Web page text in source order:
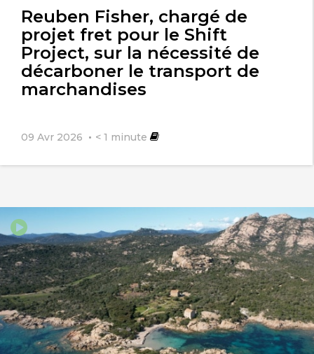
Reuben Fisher, chargé de
projet fret pour le Shift
Project, sur la nécessité de
décarboner le transport de
marchandises
09 Avr 2026 < 1 minute